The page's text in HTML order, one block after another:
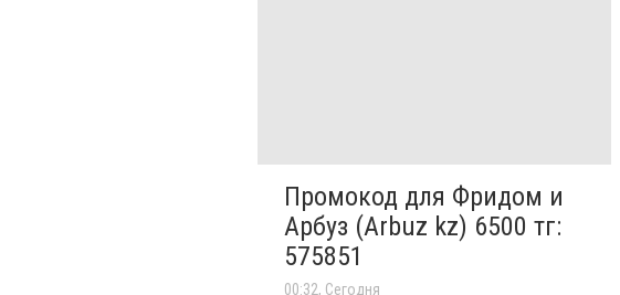
Промокод для Фридом и
Арбуз (Arbuz kz) 6500 тг:
575851
00:32, Сегодня